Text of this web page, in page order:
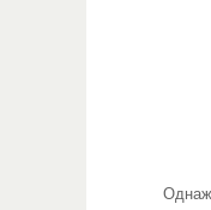
Однажды ты